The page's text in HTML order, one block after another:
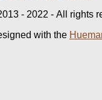
- 2022 - All rights
with the